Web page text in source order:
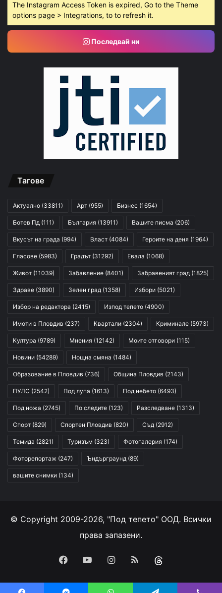
The Instagram Access Token is expired, Go to the Theme
options page > Integrations, to to refresh it.
Последвай ни
Тагове
Актуално (33811) Арт (955) Бизнес (1654)
Ботев Пд (111) България (13911) Вашите писма (206)
Вкусът на града (994) Власт (4084) Героите на деня (1964)
Гласове (5983) Градът (31292) Евала (1068)
Живот (11039) Забавление (8401) Забравеният град (1825)
Здраве (3890) Зелен град (1358) Избори (5021)
Избор на редактора (2415) Изпод тепето (4900)
Имоти в Пловдив (237) Квартали (2304) Криминале (5973)
Култура (9789) Мнения (12142) Моите отговори (115)
Новини (54289) Нощна смяна (1484)
Образование в Пловдив (736) Община Пловдив (2143)
ПУЛС (2542) Под лупа (1613) Под небето (6493)
Под ножа (2745) По следите (123) Разследване (1313)
Спорт (829) Спортен Пловдив (820) Съд (2912)
Темида (2821) Туризъм (323) Фотогалерия (174)
Фоторепортаж (247) Ъндърграунд (89)
вашите снимки (134)
© Copyright 2009-2026, "Под тепето" ООД. Всички
права запазени.
Facebook
YouTubeInstagram
RSS